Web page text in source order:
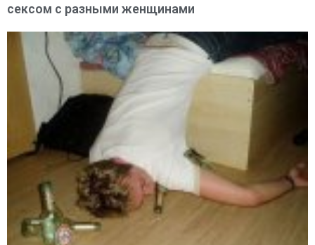
сексом с разными женщинами